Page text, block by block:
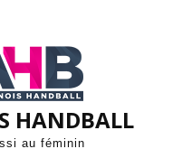
HANDBALL
au féminin